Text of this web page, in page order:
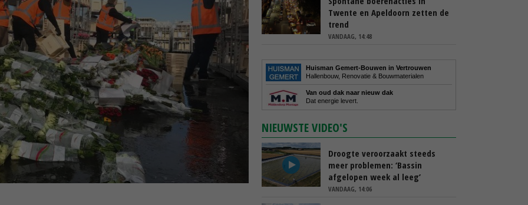
Twente en Apeldoorn zetten de
trend
VANDAAG, 14:48
Huisman Gemert-Bouwen in Vertrouwen
Hallenbouw, Renovatie & Bouwmaterialen
Van oud dak naar nieuw dak
Dat energie levert.
NIEUWSTE VIDEO'S
Droogte veroorzaakt steeds
meer problemen: ‘Bassin
afgelopen week al leeg’
VANDAAG, 14:06